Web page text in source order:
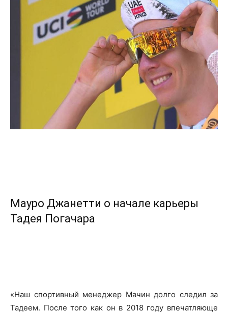
Мауро Джанетти о начале карьеры
Тадея Погачара
«Наш спортивный менеджер Мачин долго следил за
Тадеем. После того как он в 2018 году впечатляюще